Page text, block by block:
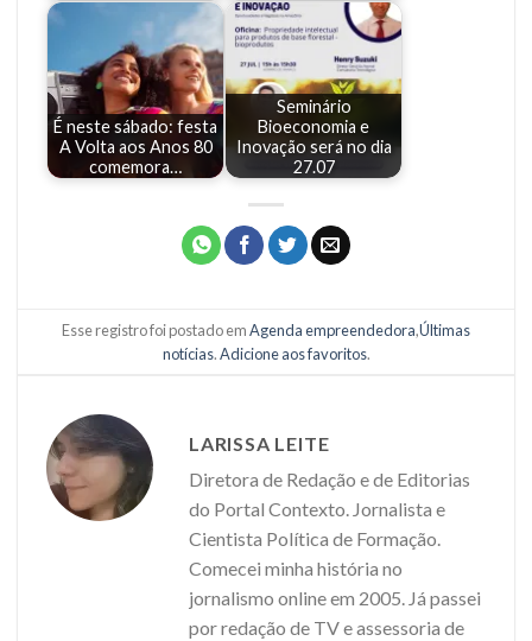
É neste sábado: festa
A Volta aos Anos 80
comemora…
Seminário
Bioeconomia e
Inovação será no dia
27.07
Esse registro foi postado emAgenda empreendedora,Últimas
notícias.Adicione aos favoritos.
LARISSA LEITE
Diretora de Redação e de Editorias
do Portal Contexto. Jornalista e
Cientista Política de Formação.
Comecei minha história no
jornalismo online em 2005. Já passei
por redação de TV e assessoria de